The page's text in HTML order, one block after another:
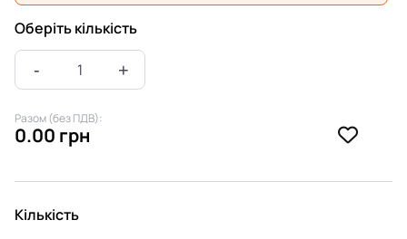
Оберіть кількість
Разом (без ПДВ):
0.00 грн
Кількість